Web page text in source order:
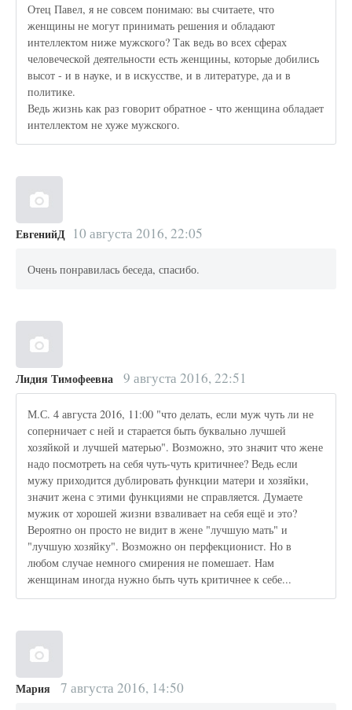
Отец Павел, я не совсем понимаю: вы считаете, что
женщины не могут принимать решения и обладают
интеллектом ниже мужского? Так ведь во всех сферах
человеческой деятельности есть женщины, которые добились
высот - и в науке, и в искусстве, и в литературе, да и в
политике.
Ведь жизнь как раз говорит обратное - что женщина обладает
интеллектом не хуже мужского.
ЕвгенийД 10 августа 2016, 22:05
Очень понравилась беседа, спасибо.
Лидия Тимофеевна 9 августа 2016, 22:51
М.С. 4 августа 2016, 11:00 "что делать, если муж чуть ли не
соперничает с ней и старается быть буквально лучшей
хозяйкой и лучшей матерью". Возможно, это значит что жене
надо посмотреть на себя чуть-чуть критичнее? Ведь если
мужу приходится дублировать функции матери и хозяйки,
значит жена с этими функциями не справляется. Думаете
мужик от хорошей жизни взваливает на себя ещё и это?
Вероятно он просто не видит в жене "лучшую мать" и
"лучшую хозяйку". Возможно он перфекционист. Но в
любом случае немного смирения не помешает. Нам
женщинам иногда нужно быть чуть критичнее к себе...
Мария 7 августа 2016, 14:50